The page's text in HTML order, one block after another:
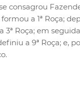
consagrou
a 1ª Roça;
3ª Roça; em
a 9ª Roça; e,